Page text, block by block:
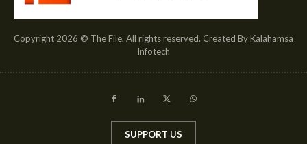
Copyright 2026 © The File. All rights reserved. Created By Kalahamsa
Infotech
SUPPORT US